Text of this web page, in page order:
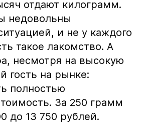
отдают килограмм.
недовольны
и не у каждого
такое лакомство. А
несмотря на высокую
гость на рынке:
полностью
За 250 грамм
до 13 750 рублей.